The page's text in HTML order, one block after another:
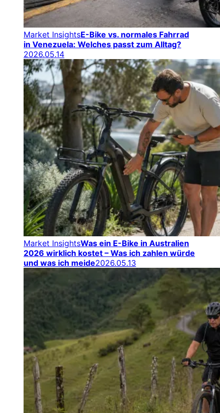
Market InsightsE-Bike vs. normales Fahrrad
in Venezuela: Welches passt zum Alltag?
2026.05.14
Market InsightsWas ein E-Bike in Australien
2026 wirklich kostet – Was ich zahlen würde
und was ich meide2026.05.13